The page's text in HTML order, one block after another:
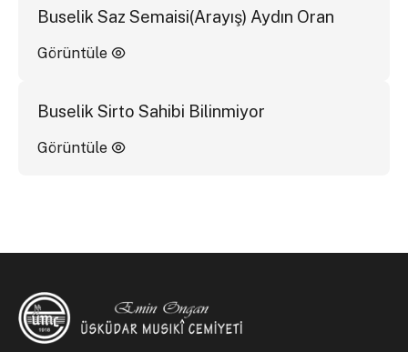
Buselik Saz Semaisi(Arayış) Aydın Oran
Görüntüle
Buselik Sirto Sahibi Bilinmiyor
Görüntüle